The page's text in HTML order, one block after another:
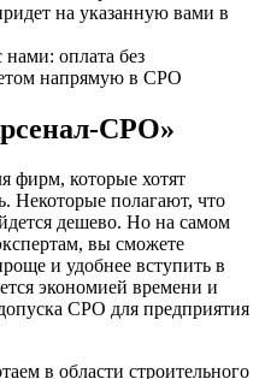
на указанную вами в
оплата без
напрямую в СРО
СРО»
фирм, которые хотят
Некоторые полагают, что
дешево. Но на самом
вы сможете
и удобнее вступить в
экономией времени и
СРО для предприятия